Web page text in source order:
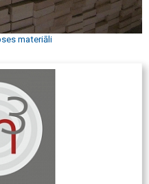
materiāli